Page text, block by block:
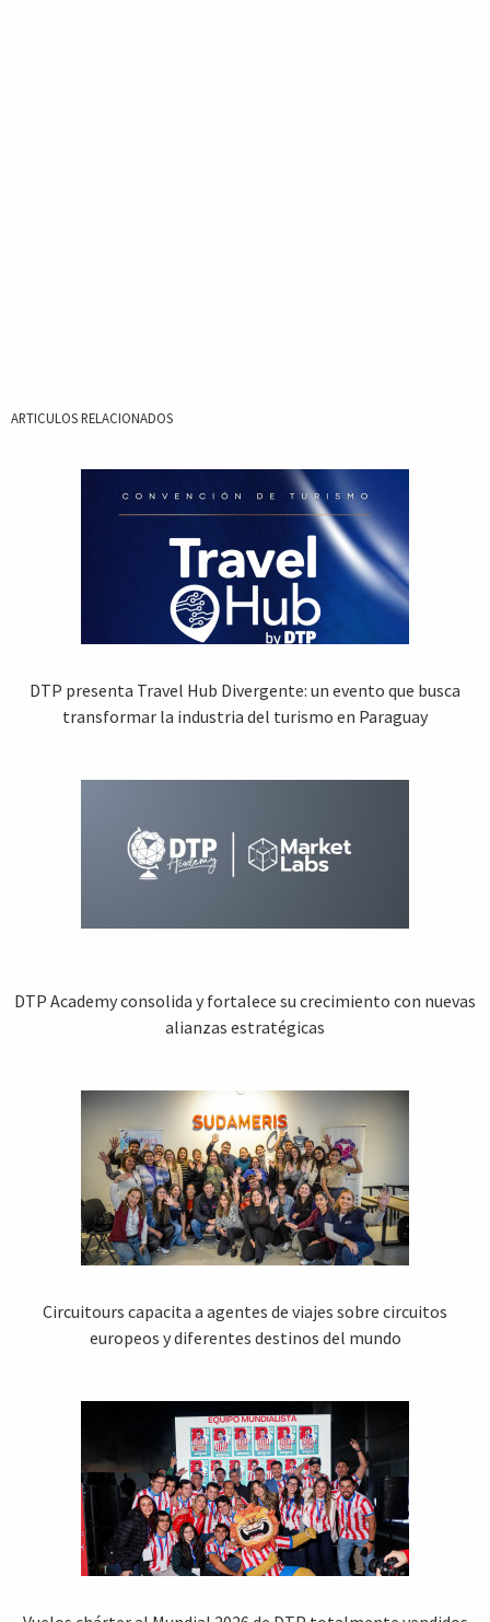
ARTICULOS RELACIONADOS
DTP presenta Travel Hub Divergente: un evento que busca
transformar la industria del turismo en Paraguay
DTP Academy consolida y fortalece su crecimiento con nuevas
alianzas estratégicas
Circuitours capacita a agentes de viajes sobre circuitos
europeos y diferentes destinos del mundo